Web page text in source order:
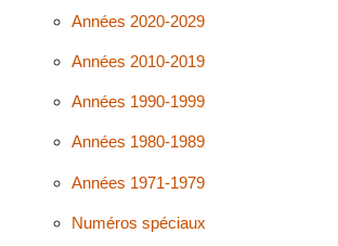
Années 2020-2029
Années 2010-2019
Années 1990-1999
Années 1980-1989
Années 1971-1979
Numéros spéciaux